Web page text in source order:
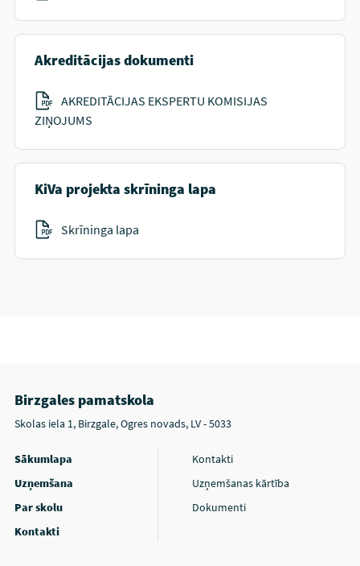
Akreditācijas dokumenti
AKREDITĀCIJAS EKSPERTU KOMISIJAS
ZIŅOJUMS
KiVa projekta skrīninga lapa
Skrīninga lapa
Birzgales pamatskola
Skolas iela 1, Birzgale, Ogres novads, LV - 5033
Sākumlapa
Uzņemšana
Par skolu
Kontakti
Kontakti
Uzņemšanas kārtība
Dokumenti